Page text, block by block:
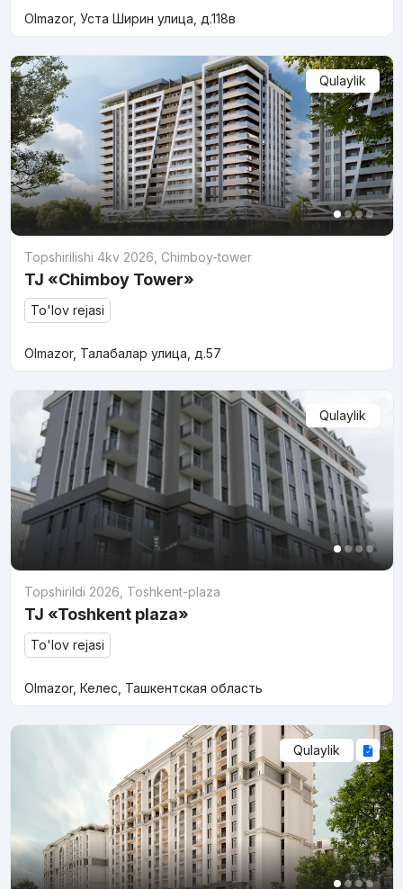
Olmazor, Уста Ширин улица, д.118в
Qulaylik
Topshirilishi 4kv 2026 Chimboy-tower
TJ «Chimboy Tower»
To'lov rejasi
Olmazor, Талабалар улица, д.57
Qulaylik
Topshirildi 2026 Toshkent-plaza
TJ «Toshkent plaza»
To'lov rejasi
Olmazor, Келес, Ташкентская область
Qulaylik